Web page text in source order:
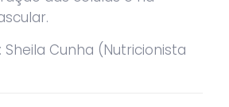
Cunha (Nutricionista